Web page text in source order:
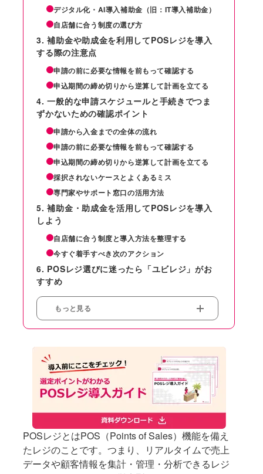
デジタル化・AI導入補助金（旧：IT導入補助金）
自店舗に合う制度の選び方
補助金や助成金を利用してPOSレジを導入
する際の注意点
申請の前に必要な情報を前もって確認する
申込期間の締め切りから逆算して計画を立てる
一般的な申請スケジュールと手続きでつま
ずかないための確認ポイント
申請から入金までの全体の流れ
申請の前に必要な情報を前もって確認する
申込期間の締め切りから逆算して計画を立てる
採択されないケースとよくあるミス
専門家やサポート窓口の活用方法
補助金・助成金を活用してPOSレジを導入
しよう
自店舗に合う制度と導入方法を整理する
今すぐ着手すべき次のアクション
POSレジ選びに迷ったら「ユビレジ」がお
すすめ
もっと見る
POSレジとはPOS（Points of Sales）機能を備え
たレジのことです。つまり、リアルタイムで売上
データや顧客情報を集計・管理・分析できるレジ